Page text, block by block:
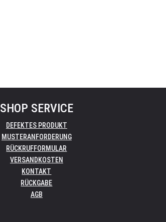
SHOP SERVICE
DEFEKTES PRODUKT
MUSTERANFORDERUNG
RÜCKRUFFORMULAR
VERSANDKOSTEN
KONTAKT
RÜCKGABE
AGB